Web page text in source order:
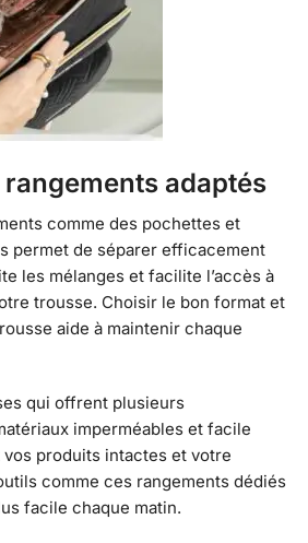
adaptés
comme des pochettes et
permet de séparer efficacement
les mélanges et facilite l’accès à
trousse. Choisir le bon format et
aide à maintenir chaque
qui offrent plusieurs
imperméables et facile
vos produits intactes et votre
comme ces rangements dédiés
facile chaque matin.